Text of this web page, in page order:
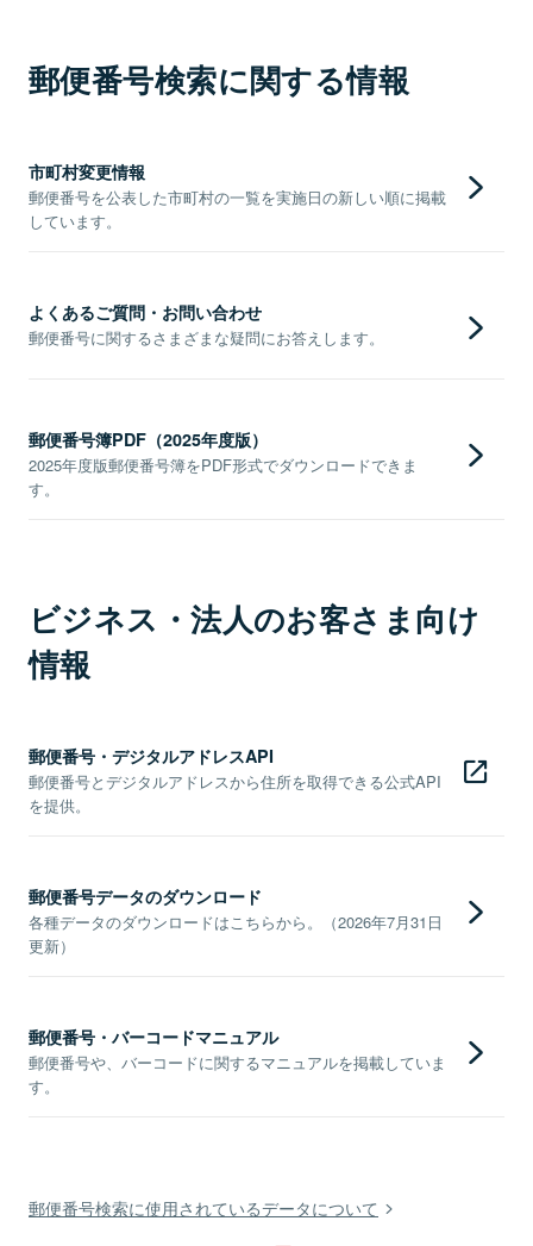
郵便番号検索に関する情報
市町村変更情報
郵便番号を公表した市町村の一覧を実施日の新しい順に掲載
しています。
よくあるご質問・お問い合わせ
郵便番号に関するさまざまな疑問にお答えします。
郵便番号簿PDF（2025年度版）
2025年度版郵便番号簿をPDF形式でダウンロードできま
す。
ビジネス・法人のお客さま向け
情報
郵便番号・デジタルアドレスAPI
郵便番号とデジタルアドレスから住所を取得できる公式API
を提供。
郵便番号データのダウンロード
各種データのダウンロードはこちらから。（2026年7月31日
更新）
郵便番号・バーコードマニュアル
郵便番号や、バーコードに関するマニュアルを掲載していま
す。
郵便番号検索に使用されているデータについて